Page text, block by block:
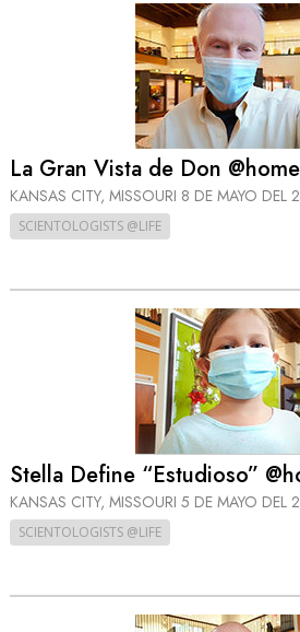
La Gran Vista de Don @home
KANSAS CITY, MISSOURI 8 DE MAYO DEL
SCIENTOLOGISTS @LIFE
Stella Define “Estudioso”
KANSAS CITY, MISSOURI 5 DE MAYO DEL
SCIENTOLOGISTS @LIFE